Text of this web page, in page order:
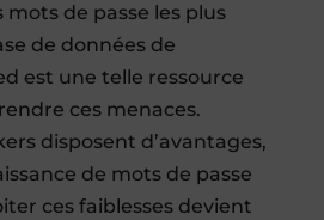
de passe les plus
de données de
est une telle ressource
ces menaces.
disposent d’avantages,
de mots de passe
ces faiblesses devient